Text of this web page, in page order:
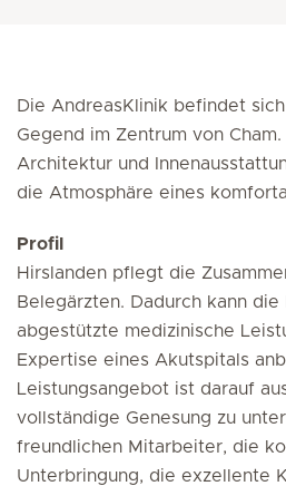
Die AndreasKlinik befindet
Gegend im Zentrum von
Architektur und
die Atmosphäre eines
Profil
Hirslanden pflegt die
Belegärzten. Dadurch kann
abgestützte medizinische
Expertise eines Akutspitals
Leistungsangebot ist darauf
vollständige Genesung zu
freundlichen Mitarbeiter, die
Unterbringung, die exzellente